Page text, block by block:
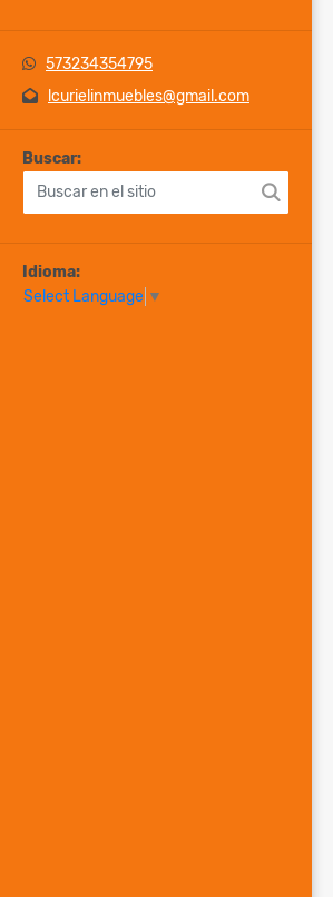
573234354795
lcurielinmuebles@gmail.com
Buscar:
Idioma:
Select Language ▼